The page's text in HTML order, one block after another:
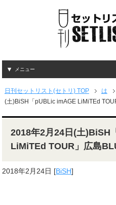
メニュー
日刊セットリスト(セトリ) TOP は
(土)BiSH「pUBLic imAGE LiMiTEd
2018年2月24日(土)BiSH
LiMiTEd TOUR」広島
2018年2月24日 [BiSH]